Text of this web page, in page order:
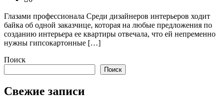
Глазами профессионала Среди дизайнеров интерьеров ходит
байка об одной заказчице, которая на любые предложения по
созданию интерьера ее квартиры отвечала, что ей непременно
нужны гипсокартонные […]
Поиск
Поиск
Свежие записи